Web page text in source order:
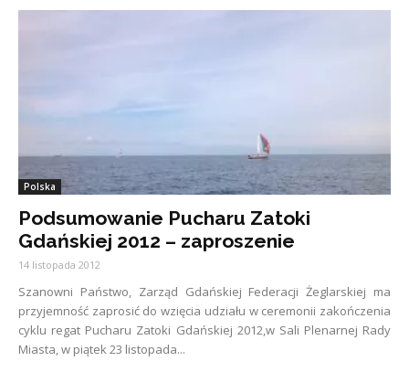
Polska
Podsumowanie Pucharu Zatoki
Gdańskiej 2012 – zaproszenie
14 listopada 2012
Szanowni Państwo, Zarząd Gdańskiej Federacji Żeglarskiej ma
przyjemność zaprosić do wzięcia udziału w ceremonii zakończenia
cyklu regat Pucharu Zatoki Gdańskiej 2012,w Sali Plenarnej Rady
Miasta, w piątek 23 listopada...